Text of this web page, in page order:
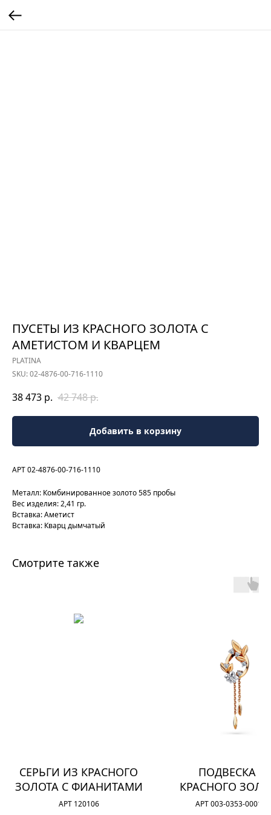
ПУСЕТЫ ИЗ КРАСНОГО ЗОЛОТА С
АМЕТИСТОМ И КВАРЦЕМ
PLATINA
SKU:02-4876-00-716-1110
38 473 р. 42 748р.
Добавить в корзину
АРТ 02-4876-00-716-1110
Металл: Комбинированное золото 585 пробы
Вес изделия: 2,41 гр.
Вставка: Аметист
Вставка: Кварц дымчатый
Смотрите также
СЕРЬГИ ИЗ КРАСНОГО
ЗОЛОТА С ФИАНИТАМИ
АРТ 120106
ПОДВЕСКА
КРАСНОГО
ФИАНИТАМИ
АРТ 003-0353-0001-